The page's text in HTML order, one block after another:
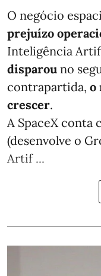
O negócio
prejuízo
Inteligência
disparou no
contrapartida, o
crescer.
A SpaceX conta
(desenvolve o
Artif ...